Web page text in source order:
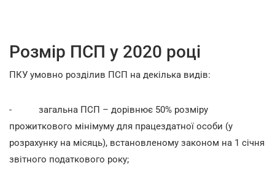
Розмір ПСП у 2020 році
ПКУ умовно розділив ПСП на декілька видів:
- загальна ПСП – дорівнює 50% розміру
прожиткового мінімуму для працездатної особи (у
розрахунку на місяць), встановленому законом на 1 січня
звітного податкового року;